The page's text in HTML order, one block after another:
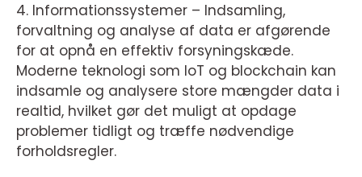
4. Informationssystemer – Indsamling,
forvaltning og analyse af data er afgørende
for at opnå en effektiv forsyningskæde.
Moderne teknologi som IoT og blockchain kan
indsamle og analysere store mængder data i
realtid, hvilket gør det muligt at opdage
problemer tidligt og træffe nødvendige
forholdsregler.